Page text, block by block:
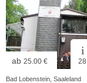
ab 25.00 € 28
Bad Lobenstein, Saaleland